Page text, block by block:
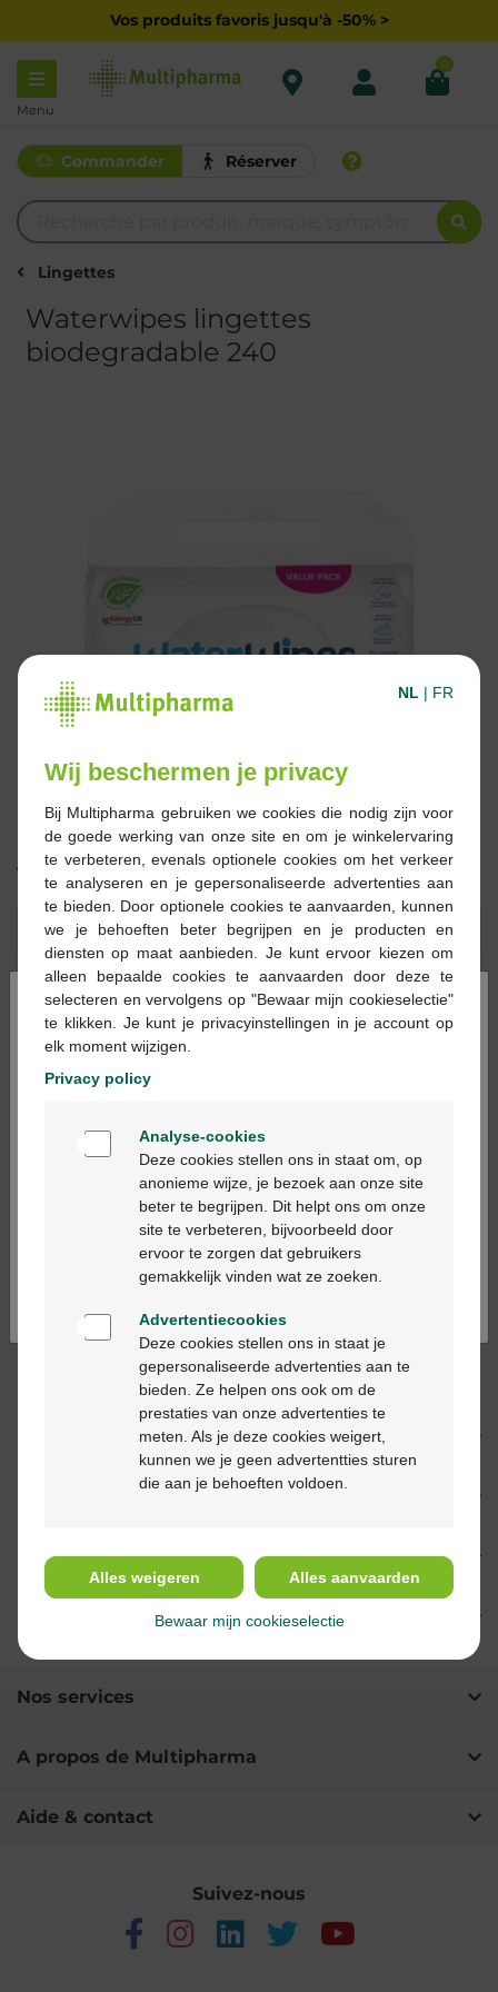
Vos produits favoris jusqu'à -50% >
Menu
0
Commander Réserver
Lingettes
Waterwipes lingettes
biodegradable 240
16,99 €
Commander Réserver
Stock épuisé
Les jours ouvrables commandé avant 12h, livré
dans les 2 jours ouvrables suivant
gratuite dans votre pharmacie Multipharma
Livraison à domicilegratuiteà partir de 55 €
sécurisé
Description du produit
Indications
Nos services
A propos de Multipharma
Aide & contact
Suivez-nous
×
Bienvenue
Ga verder in het nederlands
Continuez en français
NL | FR
Wij beschermen je privacy
Bij Multipharma gebruiken we cookies die nodig zijn voor
de goede werking van onze site en om je winkelervaring
te verbeteren, evenals optionele cookies om het verkeer
te analyseren en je gepersonaliseerde advertenties aan
te bieden. Door optionele cookies te aanvaarden, kunnen
we je behoeften beter begrijpen en je producten en
diensten op maat aanbieden. Je kunt ervoor kiezen om
alleen bepaalde cookies te aanvaarden door deze te
selecteren en vervolgens op "Bewaar mijn cookieselectie"
te klikken. Je kunt je privacyinstellingen in je account op
elk moment wijzigen.
Privacy policy
Analyse-cookies
Deze cookies stellen ons in staat om, op
anonieme wijze, je bezoek aan onze site
beter te begrijpen. Dit helpt ons om onze
site te verbeteren, bijvoorbeeld door
ervoor te zorgen dat gebruikers
gemakkelijk vinden wat ze zoeken.
Advertentiecookies
Deze cookies stellen ons in staat je
gepersonaliseerde advertenties aan te
bieden. Ze helpen ons ook om de
prestaties van onze advertenties te
meten. Als je deze cookies weigert,
kunnen we je geen advertentties sturen
die aan je behoeften voldoen.
Alles weigeren Alles aanvaarden
Bewaar mijn cookieselectie